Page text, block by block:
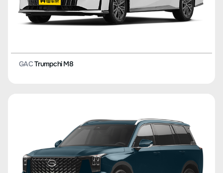
GACTrumpchi M8